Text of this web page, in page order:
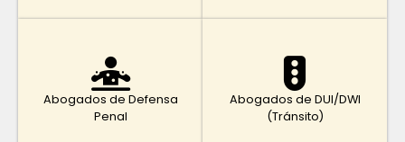
Abogados de Defensa
Penal
Abogados de DUI/DWI
(Tránsito)